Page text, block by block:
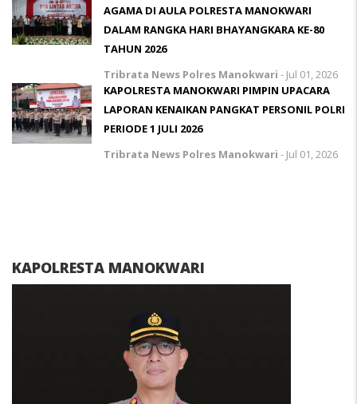
AGAMA DI AULA POLRESTA MANOKWARI
DALAM RANGKA HARI BHAYANGKARA KE-80
TAHUN 2026
Tribrata News Polres Manokwari - Jul 01, 2026
KAPOLRESTA MANOKWARI PIMPIN UPACARA
LAPORAN KENAIKAN PANGKAT PERSONIL POLRI
PERIODE 1 JULI 2026
Tribrata News Polres Manokwari - Jul 01, 2026
KAPOLRESTA MANOKWARI